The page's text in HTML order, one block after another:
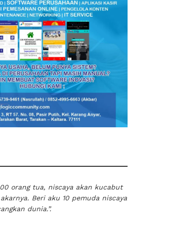
orang tua, niscaya akan kucabut
Beri aku 10 pemuda niscaya
dunia.”.